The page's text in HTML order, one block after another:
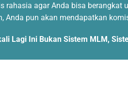
rahasia agar Anda bisa berangkat
Anda pun akan mendapatkan
Lagi Ini Bukan Sistem MLM,